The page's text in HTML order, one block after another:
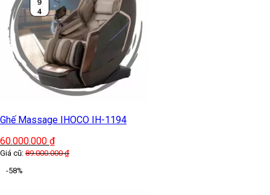
Ghế Massage IHOCO IH-1194
60.000.000 ₫
Giá cũ: 89.000.000₫
-58%